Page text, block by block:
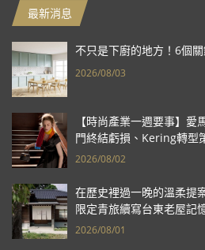
最新消息
不只是下廚的地方！6個
2026/08/03
【時尚產業一週要事】
門終結虧損、Kering轉型
報亮眼
2026/08/02
在歷史裡過一晚的溫柔提
限定青旅續寫台東老屋記
2026/08/01